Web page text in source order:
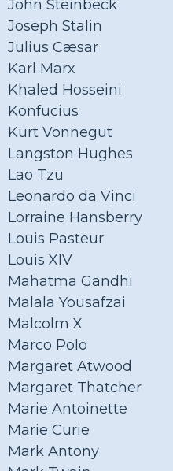
John Steinbeck
Joseph Stalin
Julius Cæsar
Karl Marx
Khaled Hosseini
Konfucius
Kurt Vonnegut
Langston Hughes
Lao Tzu
Leonardo da Vinci
Lorraine Hansberry
Louis Pasteur
Louis XIV
Mahatma Gandhi
Malala Yousafzai
Malcolm X
Marco Polo
Margaret Atwood
Margaret Thatcher
Marie Antoinette
Marie Curie
Mark Antony